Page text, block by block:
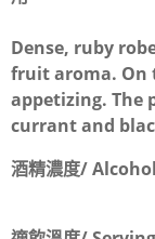
Dense, ruby
fruit aroma. On
appetizing. The
currant and
酒精濃度/ Alcohol